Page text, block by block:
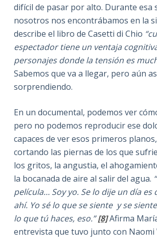
difícil de pasar por alto. Durante esa
nosotros nos encontrábamos en la
describe el libro de Casetti di Chio
espectador tiene un ventaja
personajes donde la tensión es
Sabemos que va a llegar, pero aún
sorprendiendo.
En un documental, podemos ver
pero no podemos reproducir ese
capaces de ver esos primeros
cortando las piernas de los que
los gritos, la angustia, el
la bocanada de aire al salir del agua.
película… Soy yo. Se lo dije un día es
ahí. Yo sé lo que se siente y se
lo que tú haces, eso.”[8]Afirma
entrevista que tuvo junto con Naomi